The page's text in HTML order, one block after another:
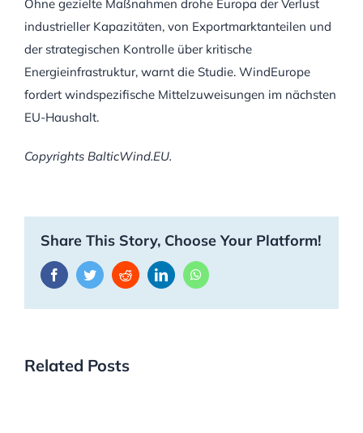
Ohne gezielte Maßnahmen drohe Europa der Verlust
industrieller Kapazitäten, von Exportmarktanteilen und
der strategischen Kontrolle über kritische
Energieinfrastruktur, warnt die Studie. WindEurope
fordert windspezifische Mittelzuweisungen im nächsten
EU-Haushalt.
Copyrights BalticWind.EU.
Share This Story, Choose Your Platform!
FacebookTwitterRedditLinkedInWhatsApp
Related Posts